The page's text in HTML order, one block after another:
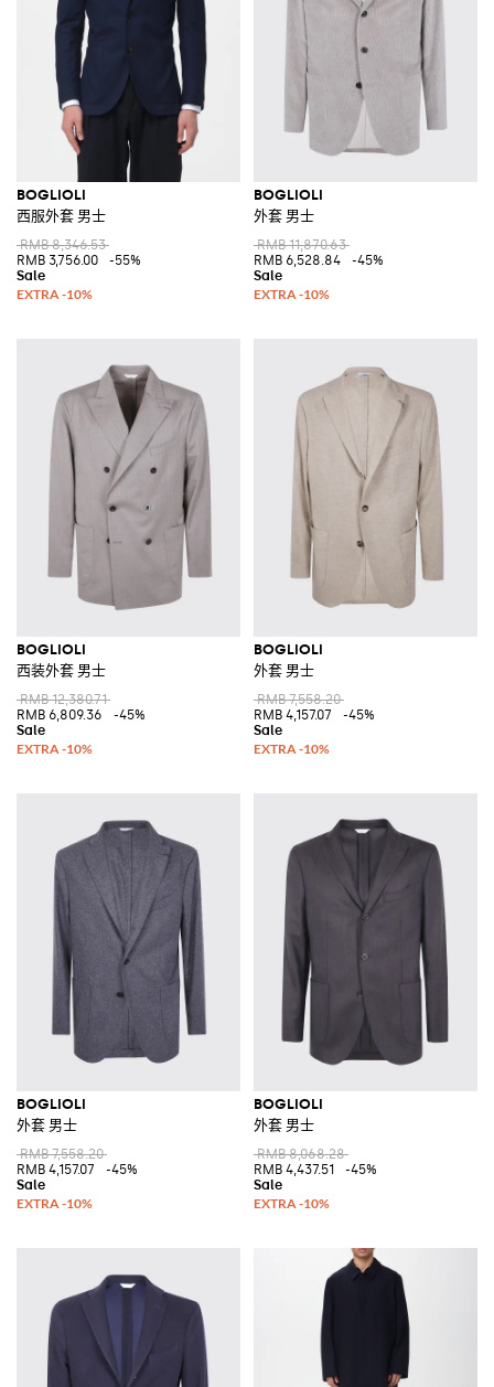
BOGLIOLI
西服外套 男士
RMB 8,346.53
RMB 3,756.00
-55%
BOGLIOLI
外套 男士
RMB 11,870.63
RMB 6,528.84
-45%
BOGLIOLI
西装外套 男士
RMB 12,380.71
RMB 6,809.36
-45%
BOGLIOLI
外套 男士
RMB 7,558.20
RMB 4,157.07
-45%
BOGLIOLI
外套 男士
RMB 7,558.20
RMB 4,157.07
-45%
BOGLIOLI
外套 男士
RMB 8,068.28
RMB 4,437.51
-45%